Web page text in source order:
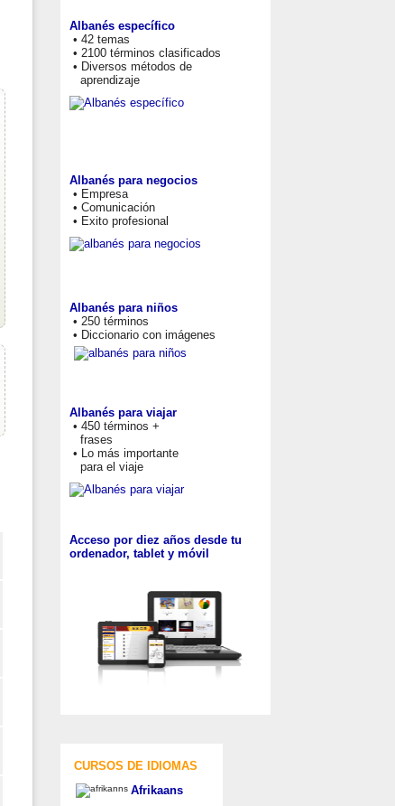
Albanés específico
• 42 temas
• 2100 términos clasificados
• Diversos métodos de
aprendizaje
Albanés para negocios
• Empresa
• Comunicación
• Exito profesional
Albanés para niños
• 250 términos
• Diccionario con imágenes
Albanés para viajar
• 450 términos +
frases
• Lo más importante
para el viaje
Acceso por diez años desde tu
ordenador, tablet y móvil
CURSOS DE IDIOMAS
Afrikaans